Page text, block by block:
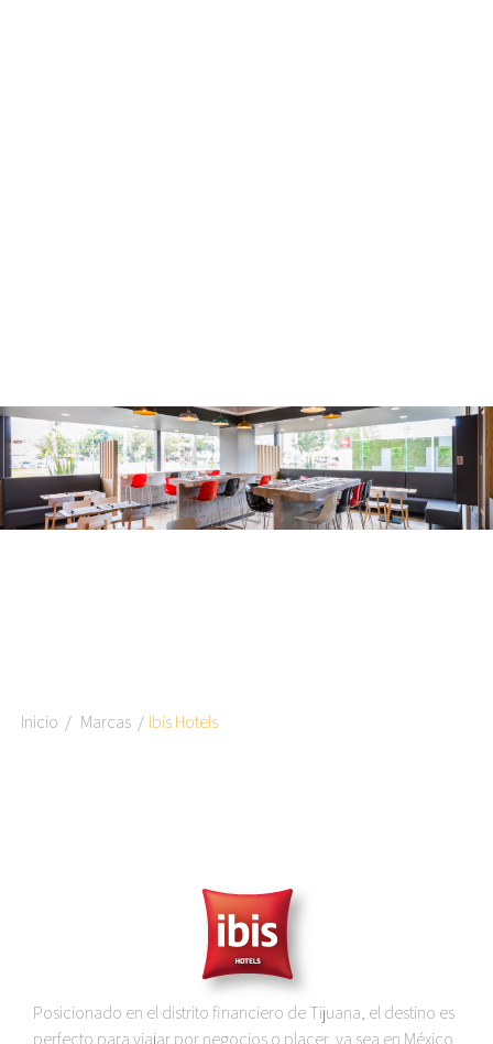
Inicio Marcas Ibis Hotels
Posicionado en el distrito financiero de Tijuana, el destino es
perfecto para viajar por negocios o placer, ya sea en México